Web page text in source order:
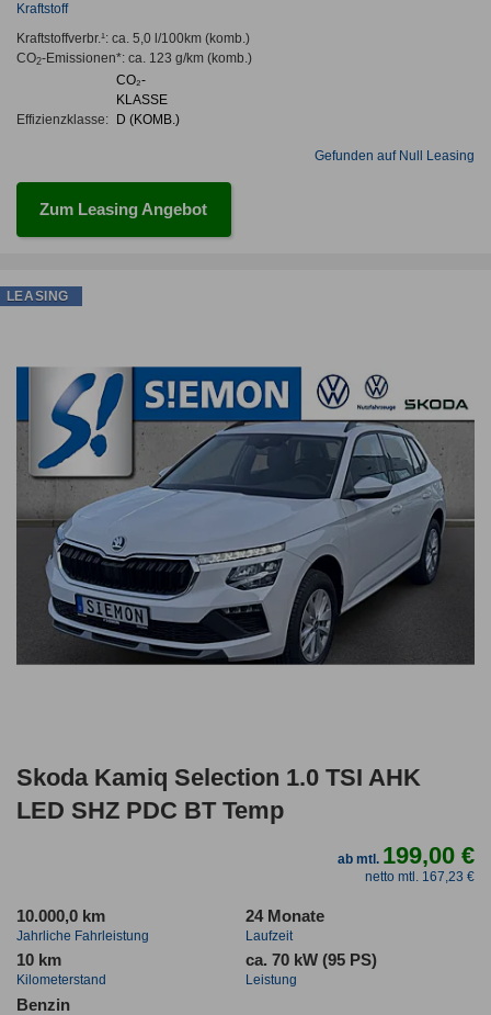
Kraftstoff
Kraftstoffverbr.¹: ca. 5,0 l/100km(komb.)
CO2-Emissionen*: ca. 123 g/km(komb.)
Effizienzklasse:
CO₂-
KLASSE
D (KOMB.)
Gefunden auf Null Leasing
Zum Leasing Angebot
Skoda Kamiq Selection 1.0 TSI AHK
LED SHZ PDC BT Temp
ab mtl. 199,00 €
netto mtl. 167,23 €
10.000,0 km
Jahrliche Fahrleistung
24 Monate
Laufzeit
10 km
Kilometerstand
ca. 70 kW (95 PS)
Leistung
Benzin
LEASING